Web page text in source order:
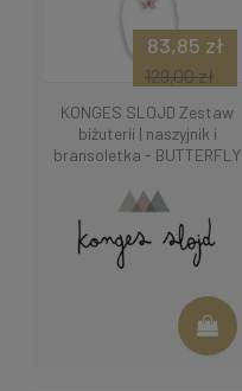
KONGES SLOJD Zestaw
biżuterii | naszyjnik i
bransoletka - BUTTERFLY
83,85 zł
129,00 zł